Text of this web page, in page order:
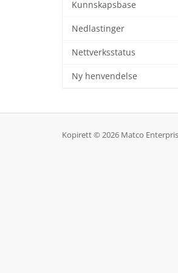
Kunnskapsbase
Nedlastinger
Nettverksstatus
Ny henvendelse
Kopirett © 2026 Matco